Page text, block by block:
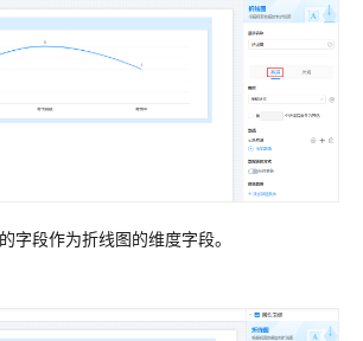
字段作为折线图的维度字段。